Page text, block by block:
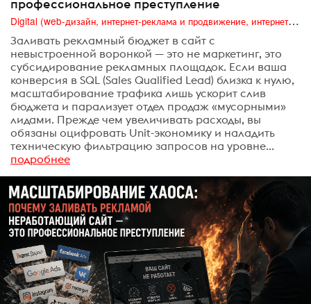
профессиональное преступление
Digital (web-дизайн, интернет-реклама и продвижение, интернет-сообщества и блоги, интернет-коммуникации, мобильный маркетинг, реклама на цифровых экранах)
Заливать рекламный бюджет в сайт с
невыстроенной воронкой — это не маркетинг, это
субсидирование рекламных площадок. Если ваша
конверсия в SQL (Sales Qualified Lead) близка к нулю,
масштабирование трафика лишь ускорит слив
бюджета и парализует отдел продаж «мусорными»
лидами. Прежде чем увеличивать расходы, вы
обязаны оцифровать Unit-экономику и наладить
техническую фильтрацию запросов на уровне...
подробнее